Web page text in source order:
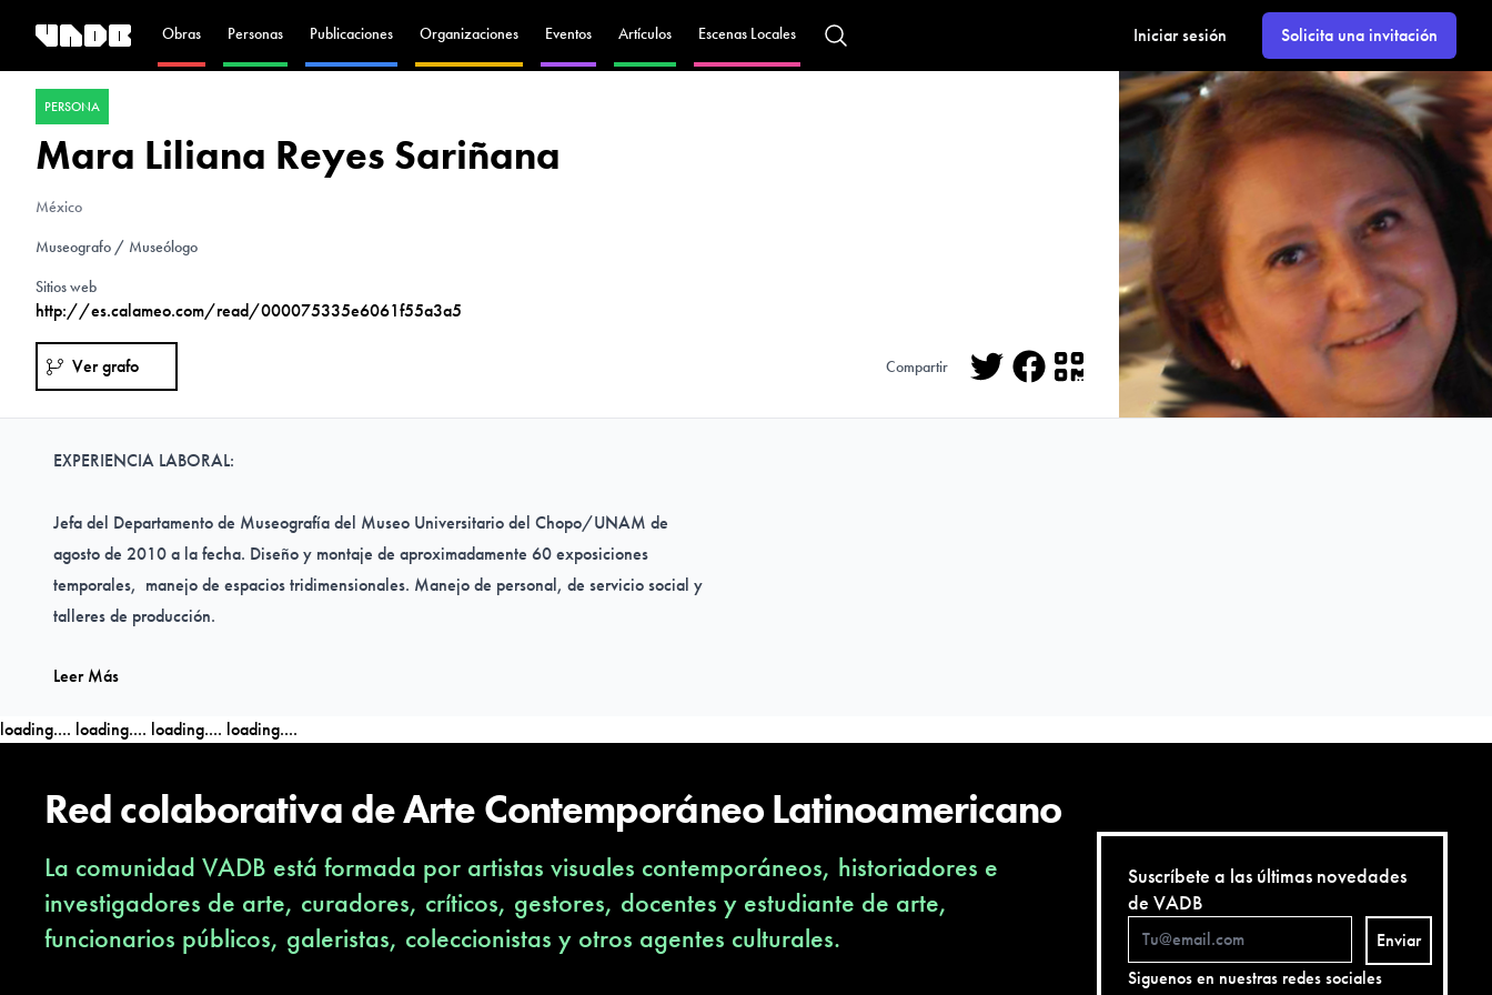
Obras Personas Publicaciones Organizaciones Eventos Artículos Escenas Locales Iniciar sesión Solicita una invitación
PERSONA
Mara Liliana Reyes Sariñana
México
Museografo / Museólogo
Sitios web
http://es.calameo.com/read/000075335e6061f55a3a5
Ver grafo Compartir
EXPERIENCIA LABORAL:
Jefa del Departamento de Museografía del Museo Universitario del Chopo/UNAM de
agosto de 2010 a la fecha. Diseño y montaje de aproximadamente 60 exposiciones
temporales, manejo de espacios tridimensionales. Manejo de personal, de servicio social y
talleres de producción.
Subdirectora de Exposiciones Internacionales de la Dirección General de Asuntos
través de concurso público del Sistema Profesional de Carrera. Mayo 2006 a Enero de
mexicano en el extranjero y del extranjero en México, así como las labores concernientes
internacionales etc.,) para su presentación en sedes en el extranjero.
Jefa del Departamento de Museografía de la GALERÍA DE HISTORIA, MUSEO DEL
Leer Más
loading.... loading.... loading.... loading....
Red colaborativa de Arte Contemporáneo Latinoamericano
La comunidad VADB está formada por artistas visuales contemporáneos, historiadores e
investigadores de arte, curadores, críticos, gestores, docentes y estudiante de arte,
funcionarios públicos, galeristas, coleccionistas y otros agentes culturales.
Suscríbete a las últimas novedades
de VADB
Enviar
Siguenos en nuestras redes sociales